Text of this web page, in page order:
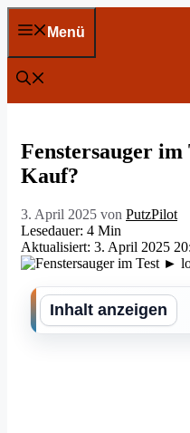
Zum
Inhalt
Menü
Fenstersauger
Kauf?
3. April 2025 von PutzPilot
Lesedauer: 4 Min
Aktualisiert: 3. April 2025
Inhalt anzeigen